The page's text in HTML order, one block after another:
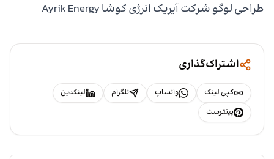
طراحی لوگو شرکت آیریک انرژی کوشا Ayrik Energy
اشتراک‌گذاری
کپی لینک واتساپ تلگرام
لینکدین
پینترست